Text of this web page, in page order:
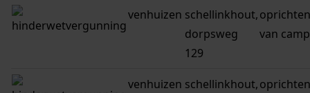
venhuizen schellinkhout,
dorpsweg
129
van
venhuizen schellinkhout,